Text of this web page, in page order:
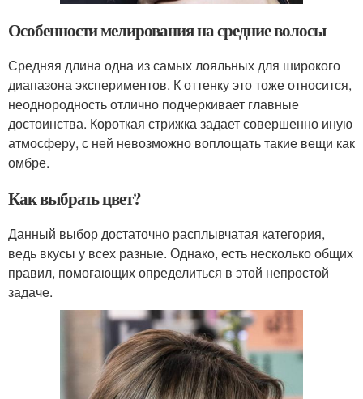
Особенности мелирования на средние волосы
Средняя длина одна из самых лояльных для широкого
диапазона экспериментов. К оттенку это тоже относится,
неоднородность отлично подчеркивает главные
достоинства. Короткая стрижка задает совершенно иную
атмосферу, с ней невозможно воплощать такие вещи как
омбре.
Как выбрать цвет?
Данный выбор достаточно расплывчатая категория,
ведь вкусы у всех разные. Однако, есть несколько общих
правил, помогающих определиться в этой непростой
задаче.